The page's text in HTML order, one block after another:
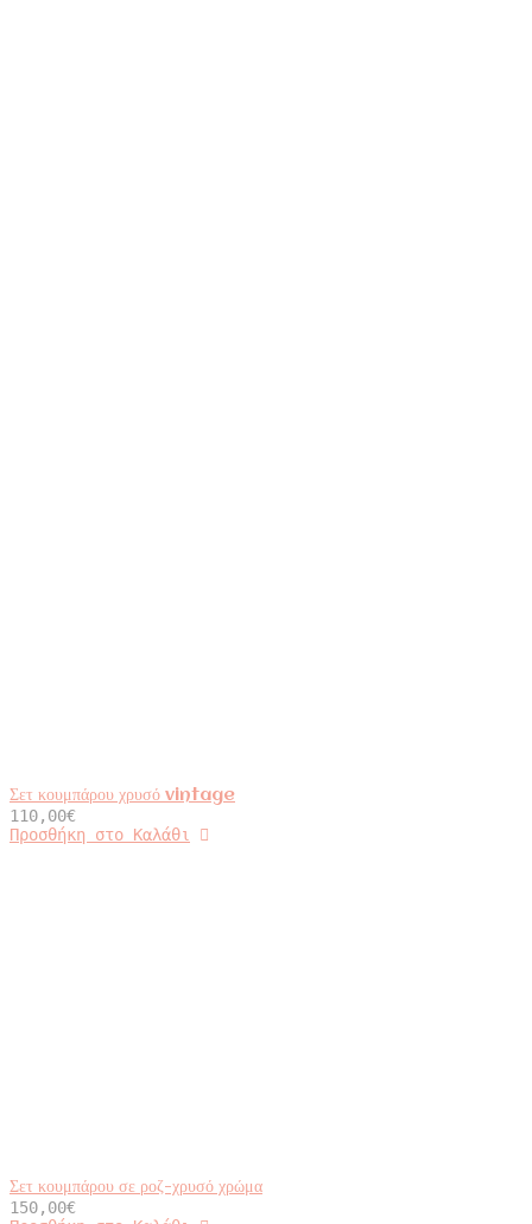
Σετ κουμπάρου χρυσό vintage
110,00€
Προσθήκη στο Καλάθι
Σετ κουμπάρου σε ροζ-χρυσό χρώμα
150,00€